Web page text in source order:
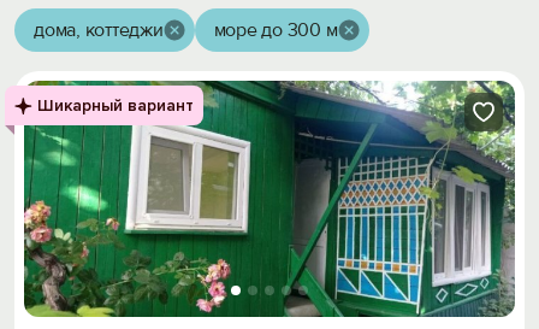
дома, коттеджи море до 300 м
Шикарный вариант